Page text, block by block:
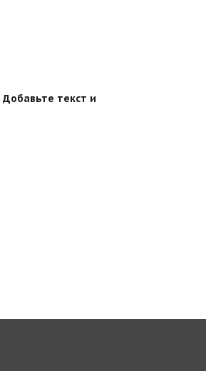
текст и